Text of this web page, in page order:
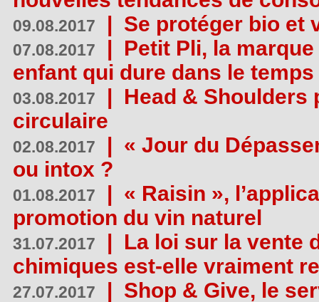
09.08.2017 | Se protéger bio et
07.08.2017 | Petit Pli, la
enfant qui dure dans le temps
03.08.2017 | Head & Shoulders
circulaire
02.08.2017 | « Jour du
ou intox ?
01.08.2017 | « Raisin »,
promotion du vin naturel
31.07.2017 | La loi sur la vente
chimiques est-elle vraiment
27.07.2017 | Shop & Give, le